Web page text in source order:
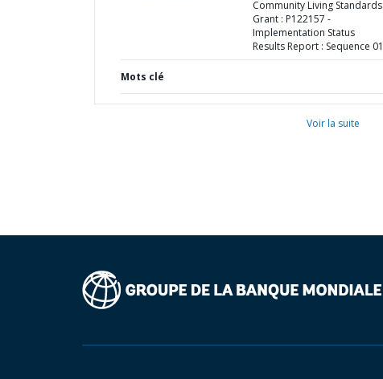
Community Living Standards
Grant : P122157 -
Implementation Status
Results Report : Sequence 01
Mots clé
Voir la suite